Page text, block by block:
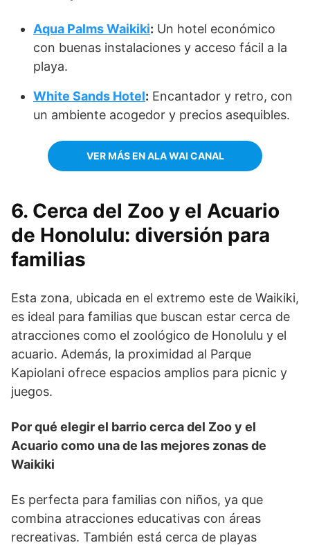
Aqua Palms Waikiki: Un hotel económico
con buenas instalaciones y acceso fácil a la
playa.
White Sands Hotel: Encantador y retro, con
un ambiente acogedor y precios asequibles.
VER MÁS EN ALA WAI CANAL
6. Cerca del Zoo y el Acuario
de Honolulu: diversión para
familias
Esta zona, ubicada en el extremo este de Waikiki,
es ideal para familias que buscan estar cerca de
atracciones como el zoológico de Honolulu y el
acuario. Además, la proximidad al Parque
Kapiolani ofrece espacios amplios para picnic y
juegos.
Por qué elegir el barrio cerca del Zoo y el
Acuario como una de las mejores zonas de
Waikiki
Es perfecta para familias con niños, ya que
combina atracciones educativas con áreas
recreativas. También está cerca de playas